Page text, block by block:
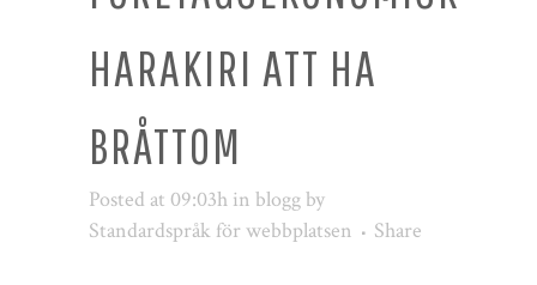
HARAKIRI ATT HA
BRÅTTOM
Posted at 09:03h in bloggby
Standardspråk för webbplatsen
Share